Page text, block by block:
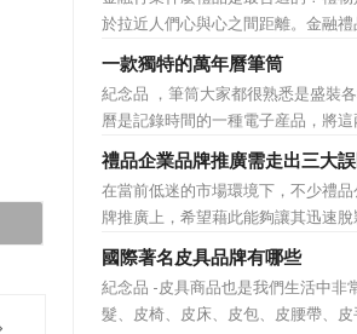
力。 打火機、煙灰缸、鑰匙鏈
宣傳品幾乎是司空...
於拉近人們心與心之間距離。金融
不容忽視，因為禮品即是企業形象
彰顯，同時對收禮人來說，一份禮
企及的。難怪有人曾說：再省也不
送禮。但是，禮品選擇...
一款獨特的萬年曆筆筒
紀念品 ，筆筒大家都很熟悉是盛裝
曆是記錄時間的一種電子産品，將
組合成一個新的産品—萬年曆筆筒，
一款獨特的萬年曆筆筒。 筆筒美
料、鐵架和鋁片做外觀，是一款多
溫度，年、月...
禮品企業品牌推廣需走出三大
在當前低迷的市場環境下，不少禮
牌推廣上，希望藉此能夠讓其迅速
廣的營銷管理思路上，也有許多禮品
無法自拔，這其中，最為常見的
楚品牌到底在表達什麼 很多禮品
不知道到...
國際著名皮具品牌有哪些
紀念品 -皮具商品也是我們生活中非
髮、皮椅、皮床、皮包、皮腰帶、